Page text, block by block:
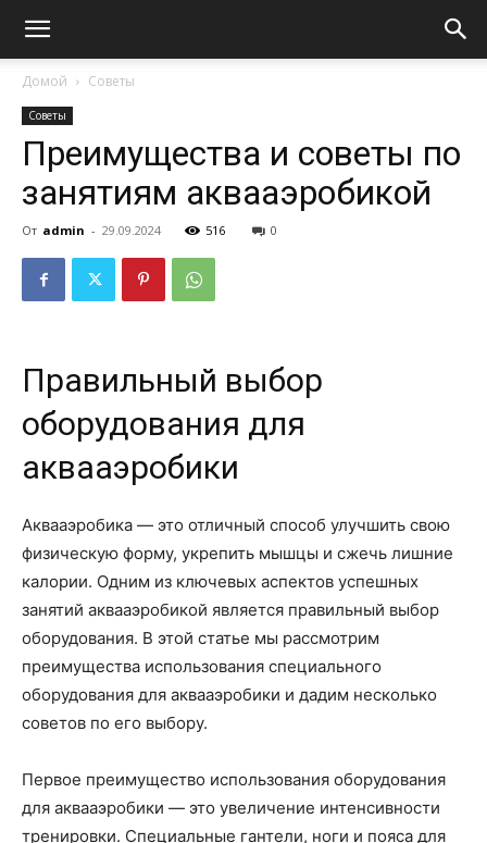
Домой Советы
Советы
Преимущества и советы по
занятиям аквааэробикой
От admin - 29.09.2024 516 0
Правильный выбор
оборудования для
аквааэробики
Аквааэробика — это отличный способ улучшить свою
физическую форму, укрепить мышцы и сжечь лишние
калории. Одним из ключевых аспектов успешных
занятий аквааэробикой является правильный выбор
оборудования. В этой статье мы рассмотрим
преимущества использования специального
оборудования для аквааэробики и дадим несколько
советов по его выбору.
Первое преимущество использования оборудования
для аквааэробики — это увеличение интенсивности
тренировки. Специальные гантели, ноги и пояса для